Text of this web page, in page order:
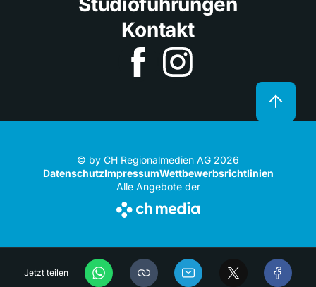
Jetzt teilen
Kontakt
© by CH Regionalmedien AG 2026
DatenschutzImpressumWettbewerbsrichtlinien
Alle Angebote der